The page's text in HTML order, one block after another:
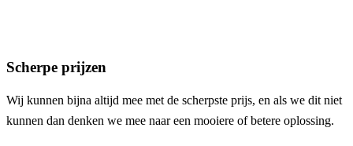
Scherpe prijzen
Wij kunnen bijna altijd mee met de scherpste prijs, en als we dit niet
kunnen dan denken we mee naar een mooiere of betere oplossing.